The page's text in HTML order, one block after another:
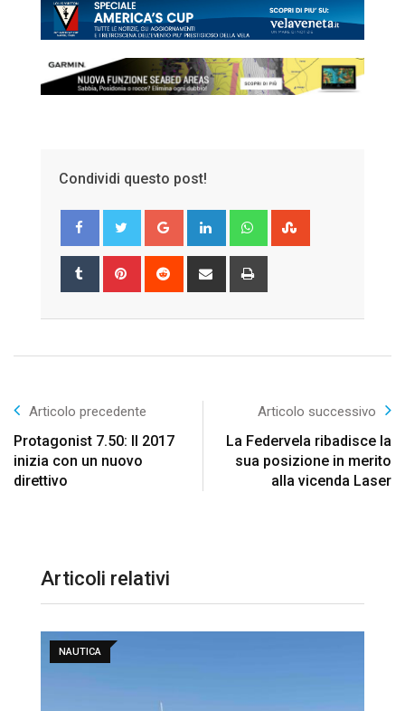
Condividi questo post!
Google+ LinkedIn Whatsapp
Tumblr Pinterest Reddit
Share
Articolo precedente
Protagonist 7.50: Il 2017
inizia con un nuovo
direttivo
Articolo successivo
La Federvela ribadisce la
sua posizione in merito
alla vicenda Laser
Articoli relativi
NAUTICA